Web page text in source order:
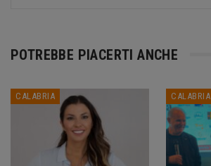
POTREBBE PIACERTI ANCHE
CALABRIA CALABRIA